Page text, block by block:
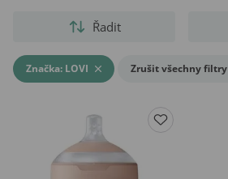
Řadit
Značka: LOVI Zrušit všechny filtry